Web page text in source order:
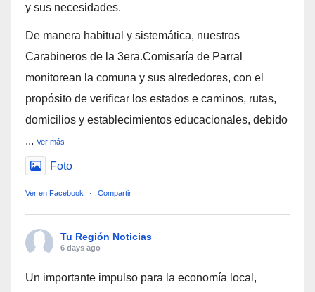
y sus necesidades.
De manera habitual y sistemática, nuestros
Carabineros de la 3era.Comisaría de Parral
monitorean la comuna y sus alrededores, con el
propósito de verificar los estados e caminos, rutas,
domicilios y establecimientos educacionales, debido
... Ver más
Foto
Ver en Facebook · Compartir
Tu Región Noticias
6 days ago
Un importante impulso para la economía local,